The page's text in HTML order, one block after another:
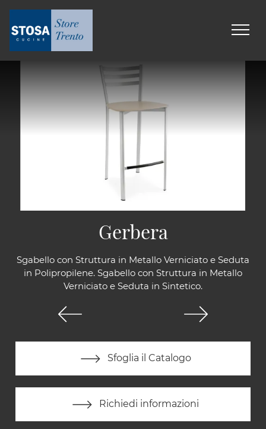
Sgabello con Struttura in Metallo Verniciato e Seduta
in Polipropilene. Sgabello con Struttura in Metallo
Verniciato e Seduta in Sintetico.
Sfoglia il Catalogo
Richiedi informazioni
Gerbera